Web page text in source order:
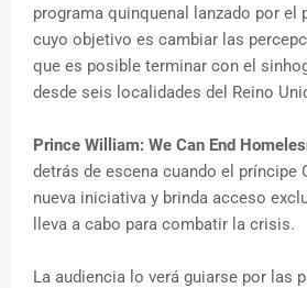
programa quinquenal lanzado por el
cuyo objetivo es cambiar las
que es posible terminar con el
desde seis localidades del Reino
Prince William: We Can End
detrás de escena cuando el príncipe
nueva iniciativa y brinda acceso
lleva a cabo para combatir la crisis.
La audiencia lo verá guiarse por las